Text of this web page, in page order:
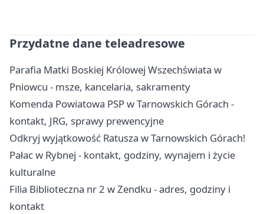
Przydatne dane teleadresowe
Parafia Matki Boskiej Królowej Wszechświata w
Pniowcu - msze, kancelaria, sakramenty
Komenda Powiatowa PSP w Tarnowskich Górach -
kontakt, JRG, sprawy prewencyjne
Odkryj wyjątkowość Ratusza w Tarnowskich Górach!
Pałac w Rybnej - kontakt, godziny, wynajem i życie
kulturalne
Filia Biblioteczna nr 2 w Zendku - adres, godziny i
kontakt